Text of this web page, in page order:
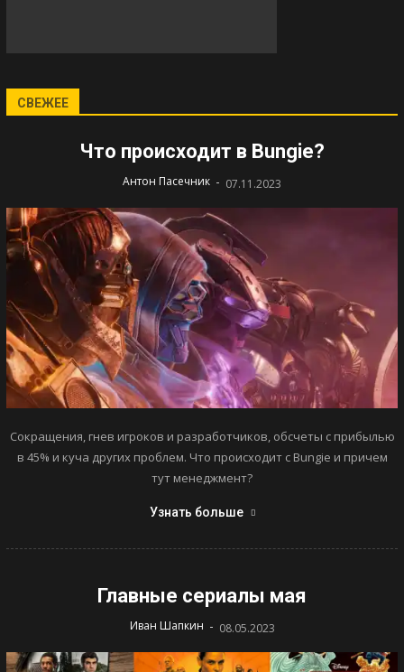
СВЕЖЕЕ
Что происходит в Bungie?
Антон Пасечник - 07.11.2023
Сокращения, гнев игроков и разработчиков, обсчеты с прибылью
в 45% и куча других проблем. Что происходит с Bungie и причем
тут менеджмент?
Узнать больше
Главные сериалы мая
Иван Шапкин - 08.05.2023